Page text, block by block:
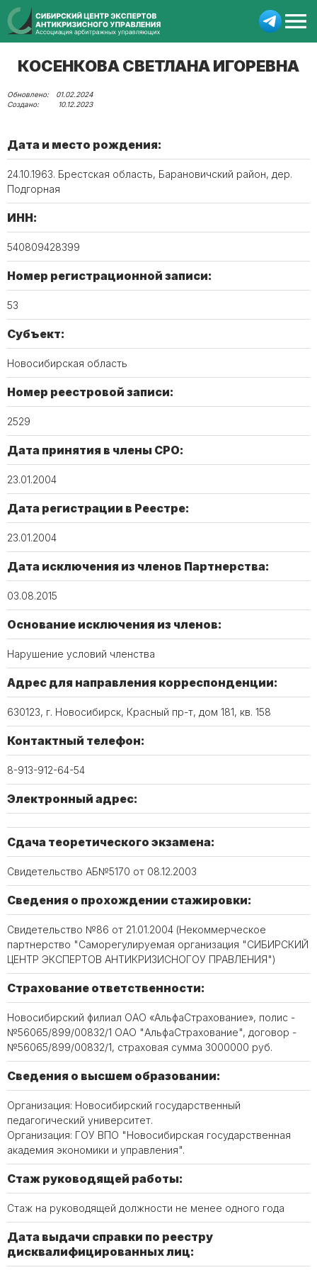
КОСЕНКОВА СВЕТЛАНА ИГОРЕВНА
01.02.2024
10.12.2023
Дата и место рождения:
24.10.1963. Брестская область, Барановичский район, дер.
Подгорная
ИНН:
540809428399
Номер регистрационной записи:
53
Субъект:
Новосибирская область
Номер реестровой записи:
2529
Дата принятия в члены СРО:
23.01.2004
Дата регистрации в Реестре:
23.01.2004
Дата исключения из членов Партнерства:
03.08.2015
Основание исключения из членов:
Нарушение условий членства
Адрес для направления корреспонденции:
630123, г. Новосибирск, Красный пр-т, дом 181, кв. 158
Контактный телефон:
8-913-912-64-54
Электронный адрес:
Сдача теоретического экзамена:
Свидетельство АБ№5170 от 08.12.2003
Сведения о прохождении стажировки:
Свидетельство №86 от 21.01.2004 (Некоммерческое
партнерство "Саморегулируемая организация "СИБИРСКИЙ
ЦЕНТР ЭКСПЕРТОВ АНТИКРИЗИСНОГОУ ПРАВЛЕНИЯ")
Страхование ответственности:
Новосибирский филиал ОАО «АльфаСтрахование», полис -
№56065/899/00832/1 ОАО "АльфаСтрахование", договор -
№56065/899/00832/1, страховая сумма 3000000 руб.
Сведения о высшем образовании:
Организация: Новосибирский государственный
педагогический университет.
Организация: ГОУ ВПО "Новосибирская государственная
академия экономики и управления".
Стаж руководящей работы:
Стаж на руководящей должности не менее одного года
Дата выдачи справки по реестру
дисквалифицированных лиц: